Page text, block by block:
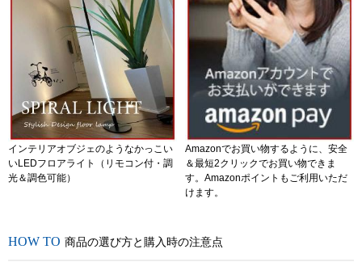
インテリアオブジェのようなかっこい
いLEDフロアライト（リモコン付・調
光＆調色可能）
Amazonでお買い物するように、安全
＆最短2クリックでお買い物できま
す。Amazonポイントもご利用いただ
けます。
商品の選び方と購入時の注意点